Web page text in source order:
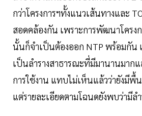
กว่าโครงการฯทั้งแนวเส้นทางและ
สอดคล้องกัน เพราะการพัฒนาโครง
นั้นก็จำเป็นต้องออก NTP พร้อมกั
เป็นลำรางสาธารณะที่มีมานานมาก
การใช้งาน แทบไม่เห็นแล้วว่ายังมีพื้
แต่รายละเอียดตามโฉนดยังพบว่ามีล